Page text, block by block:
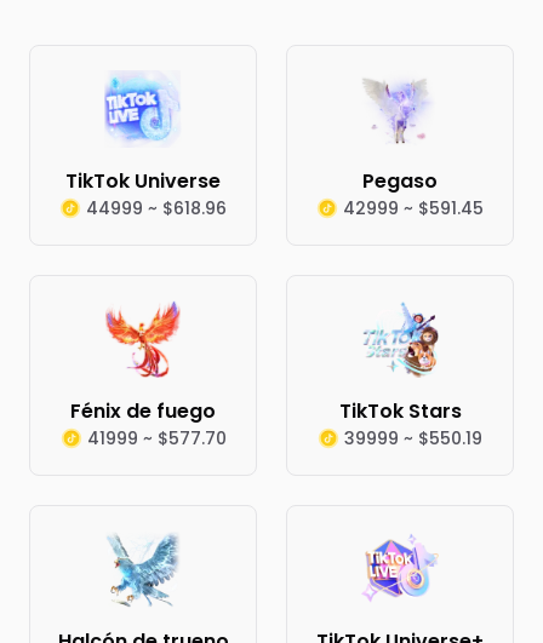
TikTok Universe
44999 ~ $618.96
Pegaso
42999 ~ $591.45
Fénix de fuego
41999 ~ $577.70
TikTok Stars
39999 ~ $550.19